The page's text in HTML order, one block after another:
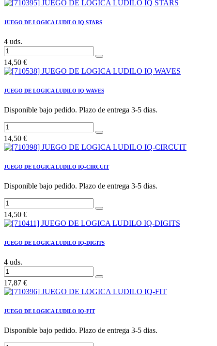
JUEGO DE LOGICA LUDILO IQ STARS
4 uds.
14,50 €
JUEGO DE LOGICA LUDILO IQ WAVES
Disponible bajo pedido. Plazo de entrega 3-5 dias.
14,50 €
JUEGO DE LOGICA LUDILO IQ-CIRCUIT
Disponible bajo pedido. Plazo de entrega 3-5 dias.
14,50 €
JUEGO DE LOGICA LUDILO IQ-DIGITS
4 uds.
17,87 €
JUEGO DE LOGICA LUDILO IQ-FIT
Disponible bajo pedido. Plazo de entrega 3-5 dias.